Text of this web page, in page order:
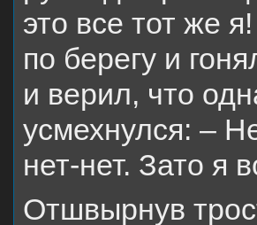
это все тот же
по берегу и
и верил, что
усмехнулся: –
нет-нет. Зато я
Отшвырнув